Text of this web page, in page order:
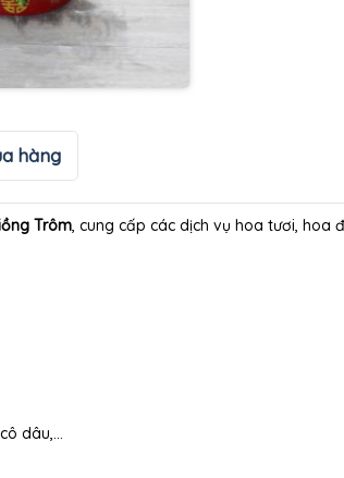
hàng
Trôm , cung cấp các dịch vụ hoa tươi,
dâu,…